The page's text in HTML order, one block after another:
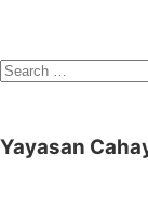
Search
Yayasan